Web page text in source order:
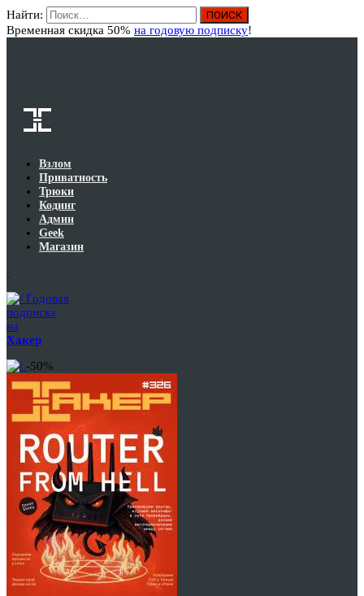
Найти:
Временная скидка 50% на годовую подписку!
Взлом
Приватность
Трюки
Кодинг
Админ
Geek
Магазин
Годовая
подписка
на
Хакер
-50%